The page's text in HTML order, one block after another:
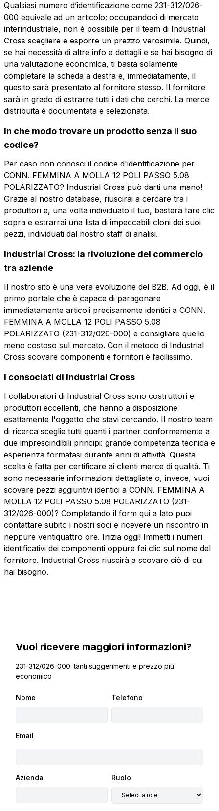
Telefono
Email
Ruolo
Note
Invia la richiesta
CFP112-5.08
CONN. FEMMINA A MOLLA 12 POLI
PASSO 5.08 POLARIZZATO
Scheda tecnica
Nome Telefono
Email
Azienda Ruolo
Note
Consenso
profilazione
parti
Invia la richiesta
Qualsiasi numero d’identificazione come 231-312/026-
000 equivale ad un articolo; occupandoci di mercato
interindustriale, non è possibile per il team di Industrial
Cross scegliere e esporre un prezzo verosimile. Quindi,
se hai necessità di altre info e dettagli e se hai bisogno di
una valutazione economica, ti basta solamente
completare la scheda a destra e, immediatamente, il
quesito sarà presentato al fornitore stesso. Il fornitore
sarà in grado di estrarre tutti i dati che cerchi. La merce
distribuita è documentata e selezionata.
In che modo trovare un prodotto senza il suo
codice?
Per caso non conosci il codice d'identificazione per
CONN. FEMMINA A MOLLA 12 POLI PASSO 5.08
POLARIZZATO? Industrial Cross può darti una mano!
Grazie al nostro database, riuscirai a cercare tra i
produttori e, una volta individuato il tuo, basterà fare clic
sopra e estrarrai una lista di impeccabili cloni dei suoi
pezzi, individuati dal nostro staff di analisi.
Industrial Cross: la rivoluzione del commercio
tra aziende
Il nostro sito è una vera evoluzione del B2B. Ad oggi, è il
primo portale che è capace di paragonare
immediatamente articoli precisamente identici a CONN.
FEMMINA A MOLLA 12 POLI PASSO 5.08
POLARIZZATO (231-312/026-000) e consigliare quello
meno costoso sul mercato. Con il metodo di Industrial
Cross scovare componenti e fornitori è facilissimo.
I consociati di Industrial Cross
I collaboratori di Industrial Cross sono costruttori e
produttori eccellenti, che hanno a disposizione
esattamente l'oggetto che stavi cercando. Il nostro team
di ricerca sceglie tutti quanti i partner conformemente a
due imprescindibili principi: grande competenza tecnica e
esperienza formatasi durante anni di attività. Questa
scelta è fatta per certificare ai clienti merce di qualità. Ti
sono necessarie informazioni dettagliate o, invece, vuoi
scovare pezzi aggiuntivi identici a CONN. FEMMINA A
MOLLA 12 POLI PASSO 5.08 POLARIZZATO (231-
312/026-000)? Completando il form qui a lato puoi
contattare subito i nostri soci e ricevere un riscontro in
neppure ventiquattro ore. Inizia oggi! Immetti i numeri
identificativi dei componenti oppure fai clic sul nome del
fornitore. Industrial Cross riuscirà a scovare ciò di cui
hai bisogno.
Vuoi ricevere maggiori informazioni?
231-312/026-000: tanti suggerimenti e prezzo più
economico
Nome Telefono
Email
Azienda Ruolo